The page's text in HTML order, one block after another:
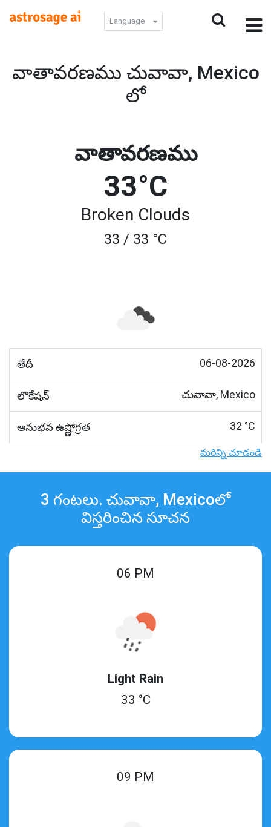
Language
వాతావరణము చువావా, Mexico
లో
వాతావరణము
33°C
Broken Clouds
33 / 33 °C
తేదీ 06-08-2026
లొకేషన్ చువావా, Mexico
అనుభవ ఉష్ణోగ్రత 32 °C
మరిన్ని చూడండి
3 గంటలు. చువావా, Mexicoలో
విస్తరించిన సూచన
06 PM
Light Rain
33 °C
09 PM